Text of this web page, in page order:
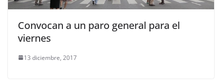
Convocan a un paro general para el
viernes
13 diciembre, 2017